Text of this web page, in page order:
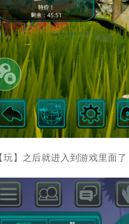
玩】之后就进入到游戏里面